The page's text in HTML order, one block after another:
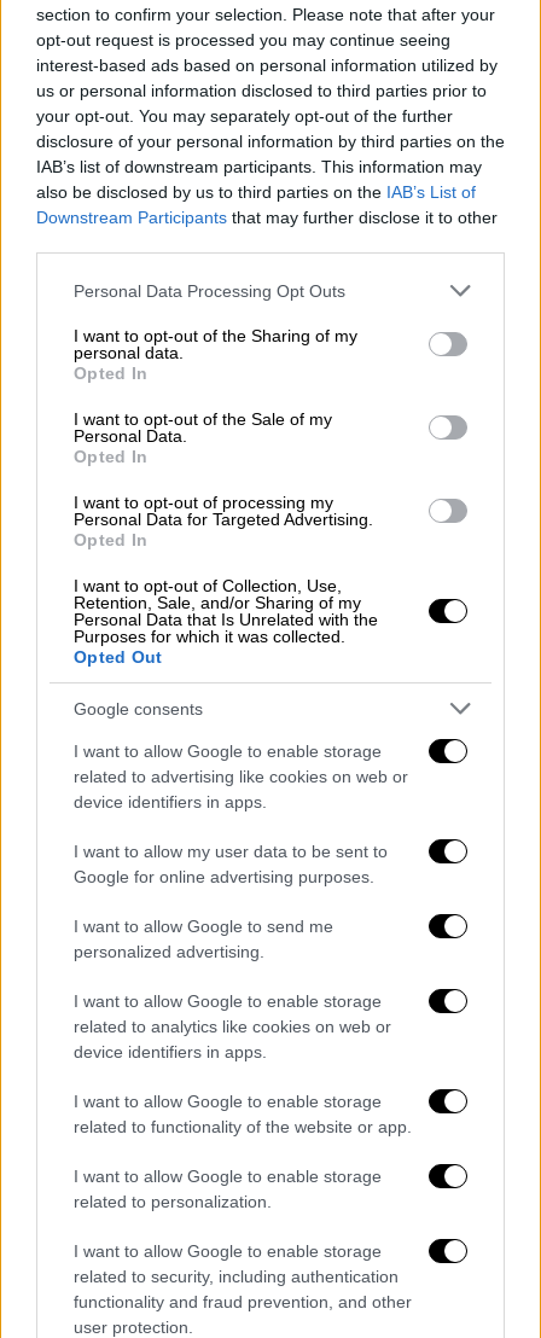
section to confirm your selection. Please note that after your
opt-out request is processed you may continue seeing
interest-based ads based on personal information utilized by
us or personal information disclosed to third parties prior to
your opt-out. You may separately opt-out of the further
disclosure of your personal information by third parties on the
IAB’s list of downstream participants. This information may
also be disclosed by us to third parties on the IAB’s List of
Downstream Participants that may further disclose it to other
Please note that this website/app uses one or more Google
not limited to your visit or usage behaviour. You may click to
grant or deny consent to Google and its third-party tags to
use your data for below specified purposes in below Google
consent section.
Personal Data Processing Opt Outs
I want to opt-out of the Sharing of my
personal data.
Opted In
I want to opt-out of the Sale of my
Personal Data.
Opted In
I want to opt-out of processing my
Personal Data for Targeted Advertising.
Opted In
I want to opt-out of Collection, Use,
Retention, Sale, and/or Sharing of my
Personal Data that Is Unrelated with the
Purposes for which it was collected.
Opted Out
Google consents
I want to allow Google to enable storage
related to advertising like cookies on web or
device identifiers in apps.
I want to allow my user data to be sent to
Google for online advertising purposes.
I want to allow Google to send me
personalized advertising.
I want to allow Google to enable storage
related to analytics like cookies on web or
device identifiers in apps.
I want to allow Google to enable storage
related to functionality of the website or app.
I want to allow Google to enable storage
related to personalization.
I want to allow Google to enable storage
related to security, including authentication
functionality and fraud prevention, and other
user protection.
Ιστορία |04.09.2023 07:55
Ο άνθρωπος με τις υπερφυσικές
ικανότητες που τρόμαξε τον Χίτλερ,
φοβόταν ο Στάλιν και μισούσε ο Μπέρια
– Ο μάγος που άφησε άναυδους Φρόιντ
και Αϊνστάιν
Ο Βολφ Μέσινγκ ήταν μάγος, υπνωτιστής,
μάντης, μέντιουμ και πολλοί στο πρόσωπό
κόμη Καλιόστρο, τον Ιταλό τυχοδιώκτης και
αυτοαποκαλούμενο μάγο του 18ου αιώνα.
05.01.2023 16:52
Η τρομακτική στιγμή που λιοντάρι
επιτίθεται σε θηριοδαμαστή στη Ρωσία -
Σώθηκε την τελευταία στιγμή
Τη ζωή του άνδρα έσωσε η άμεση
παρέμβαση της γυναίκας του η οποία